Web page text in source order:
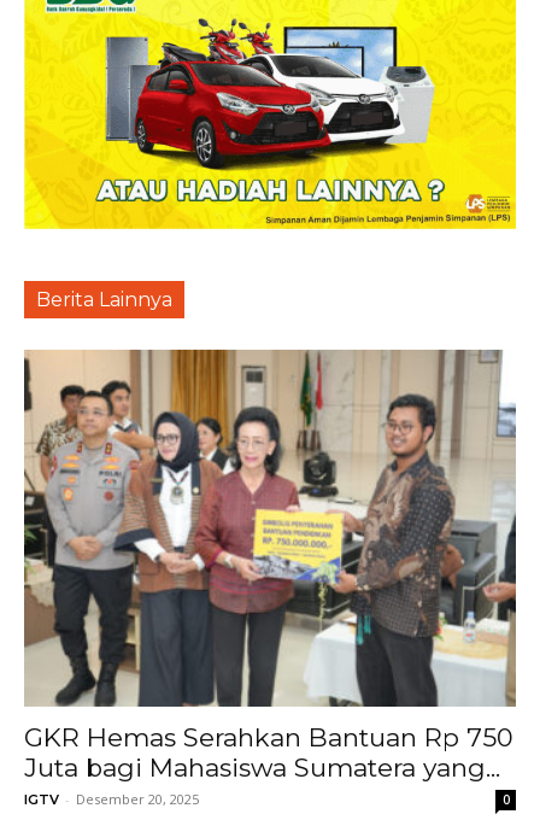
Berita Lainnya
GKR Hemas Serahkan Bantuan Rp 750
Juta bagi Mahasiswa Sumatera yang...
IGTV - Desember 20, 2025 0